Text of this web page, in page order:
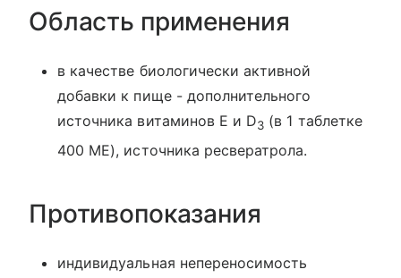
Область применения
в качестве биологически активной
добавки к пище - дополнительного
источника витаминов E и D3 (в 1 таблетке
400 МЕ), источника ресвератрола.
Противопоказания
индивидуальная непереносимость